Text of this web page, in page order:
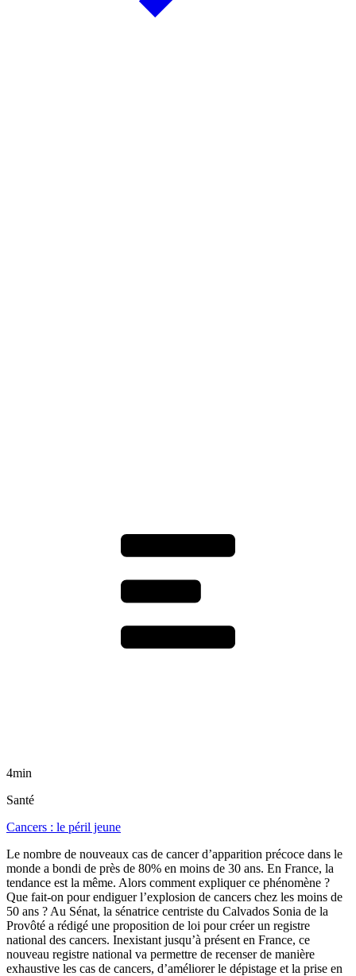
4min
Santé
Cancers : le péril jeune
Le nombre de nouveaux cas de cancer d’apparition précoce dans le
monde a bondi de près de 80% en moins de 30 ans. En France, la
tendance est la même. Alors comment expliquer ce phénomène ?
Que fait-on pour endiguer l’explosion de cancers chez les moins de
50 ans ? Au Sénat, la sénatrice centriste du Calvados Sonia de la
Provôté a rédigé une proposition de loi pour créer un registre
national des cancers. Inexistant jusqu’à présent en France, ce
nouveau registre national va permettre de recenser de manière
exhaustive les cas de cancers, d’améliorer le dépistage et la prise en